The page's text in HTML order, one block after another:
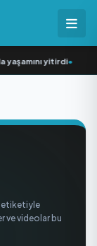
yitirdi•
etiketiyle
ve videolar bu